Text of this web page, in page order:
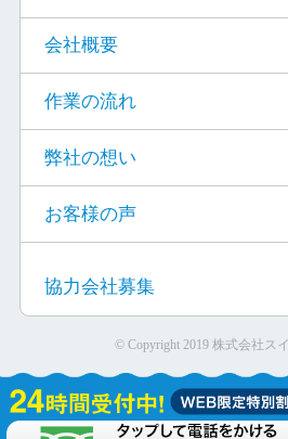
会社概要
作業の流れ
弊社の想い
お客様の声
協力会社募集
© Copyright 2019 株式会社ス